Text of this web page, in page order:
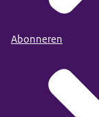
Abonneren